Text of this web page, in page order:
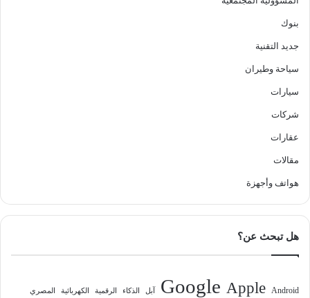
بنوك
جديد التقنية
سياحة وطيران
سيارات
شركات
عقارات
مقالات
هواتف وأجهزة
هل تبحث عن؟
Android
Apple
Google آبل الذكاء الرقمية الكهربائية المصري